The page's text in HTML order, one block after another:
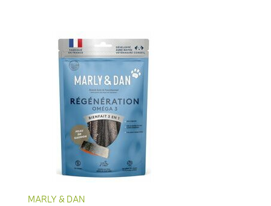
MARLY & DAN